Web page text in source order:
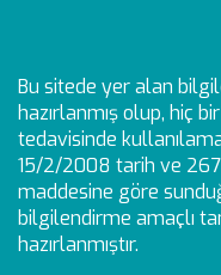
Bu sitede yer alan
hazırlanmış olup, hiç
tedavisinde
15/2/2008 tarih ve
maddesine göre
bilgilendirme amaçlı
hazırlanmıştır.